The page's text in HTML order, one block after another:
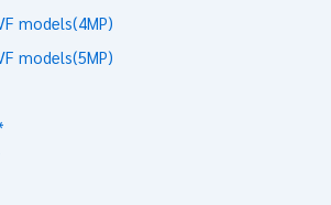
models(4MP)
models(5MP)